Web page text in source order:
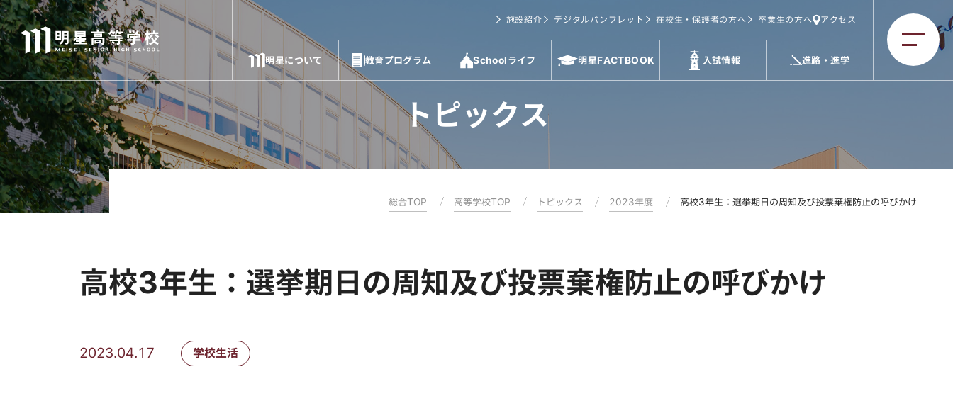
施設紹介 デジタルパンフレット 在校生・保護者の方へ 卒業生の方へ アクセス
明星について 教育プログラム Schoolライフ 明星FACTBOOK 入試情報 進路・進学
トピックス
総合TOP 高等学校TOP トピックス 2023年度 高校3年生：選挙期日の周知及び投票棄権防止の呼びかけ
高校3年生：選挙期日の周知及び投票棄権防止の呼びかけ
2023.04.17 学校生活